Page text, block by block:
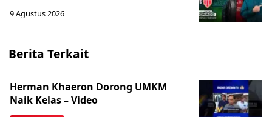
9 Agustus 2026
Berita Terkait
Herman Khaeron Dorong UMKM
Naik Kelas – Video